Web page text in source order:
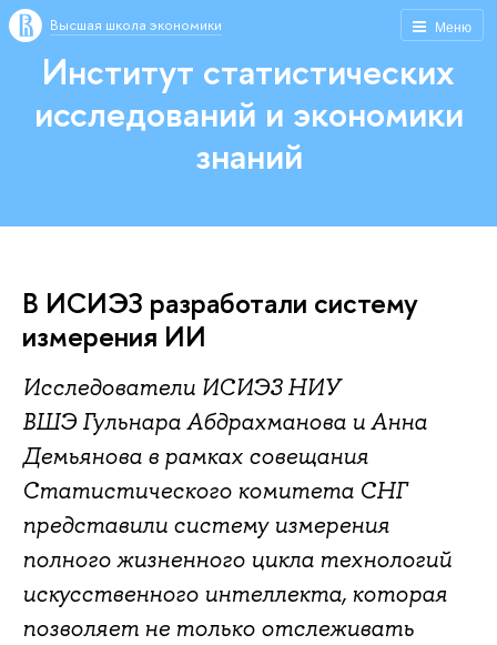
Меню
Высшая школа экономики
Институт статистических
исследований и экономики
знаний
В ИСИЭЗ разработали систему
измерения ИИ
Исследователи ИСИЭЗ НИУ
ВШЭ Гульнара Абдрахманова и Анна
Демьянова в рамках совещания
Статистического комитета СНГ
представили систему измерения
полного жизненного цикла технологий
искусственного интеллекта, которая
позволяет не только отслеживать